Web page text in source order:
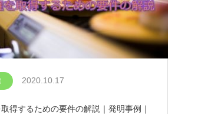
2020.10.17
得するための要件の解説｜発明事例｜